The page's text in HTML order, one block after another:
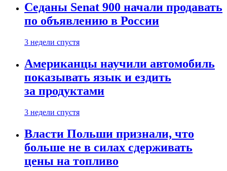
Седаны Senat 900 начали продавать
по объявлению в России
3 недели спустя
Американцы научили автомобиль
показывать язык и ездить
за продуктами
3 недели спустя
Власти Польши признали, что
больше не в силах сдерживать
цены на топливо